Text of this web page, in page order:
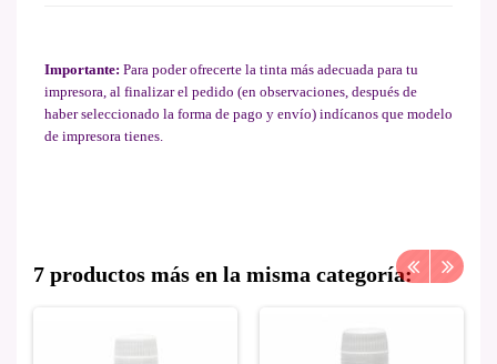
Importante: Para poder ofrecerte la tinta más adecuada para tu
impresora, al finalizar el pedido (en observaciones, después de
haber seleccionado la forma de pago y envío) indícanos que modelo
de impresora tienes.
7 productos más en la misma categoría: